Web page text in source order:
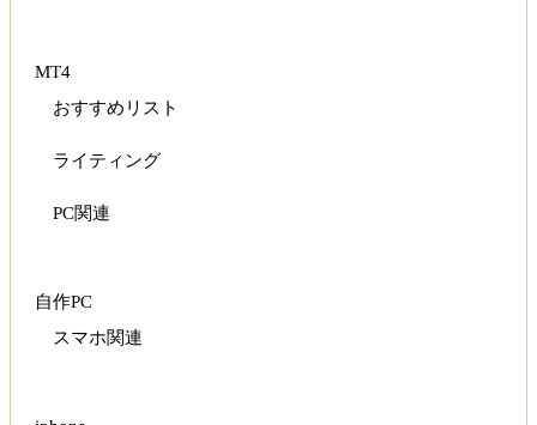
MT4
おすすめリスト
ライティング
PC関連
自作PC
スマホ関連